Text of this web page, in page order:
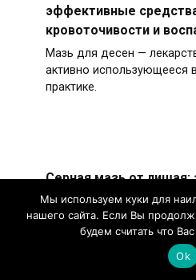
эффективные
кровоточивости и
Мазь для десен —
активно использующееся
практике.
Серная мазь от лишая:
лечения, подробная
применению, обзор
Серная мазь —
мощными антимикробными
Мы используем куки для
нашего сайта. Если Вы
будем считать что
Ok